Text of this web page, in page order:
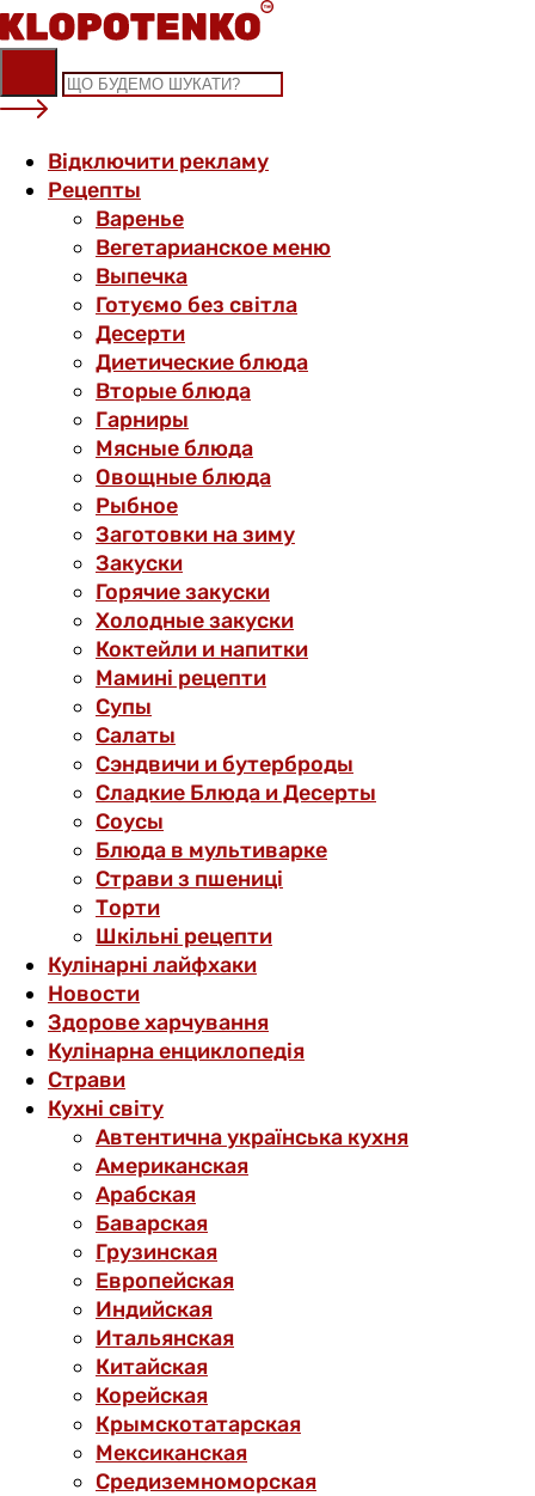
Skip
to
content
Відключити рекламу
Рецепты
Варенье
Вегетарианское меню
Выпечка
Готуємо без світла
Десерти
Диетические блюда
Вторые блюда
Гарниры
Мясные блюда
Овощные блюда
Рыбное
Заготовки на зиму
Закуски
Горячие закуски
Холодные закуски
Коктейли и напитки
Мамині рецепти
Супы
Салаты
Сэндвичи и бутерброды
Сладкие Блюда и Десерты
Соусы
Блюда в мультиварке
Страви з пшениці
Торти
Шкільні рецепти
Кулінарні лайфхаки
Новости
Здорове харчування
Кулінарна енциклопедія
Страви
Кухні світу
Автентична українська кухня
Американская
Арабская
Баварская
Грузинская
Европейская
Индийская
Итальянская
Китайская
Корейская
Крымскотатарская
Мексиканская
Средиземноморская